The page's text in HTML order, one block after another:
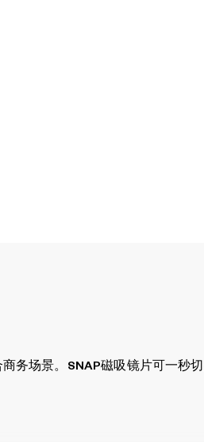
务场景。SNAP磁吸镜片可一秒